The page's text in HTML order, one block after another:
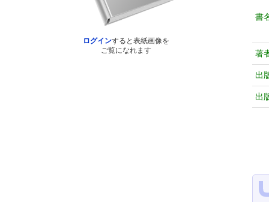
ログインすると表紙画像を
ご覧になれます
書
著
出
出